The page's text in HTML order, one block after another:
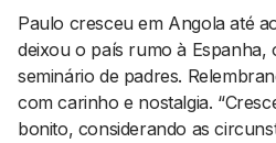
Paulo cresceu em Angola até
deixou o país rumo à Espanha,
seminário de padres.
com carinho e nostalgia.
bonito, considerando as